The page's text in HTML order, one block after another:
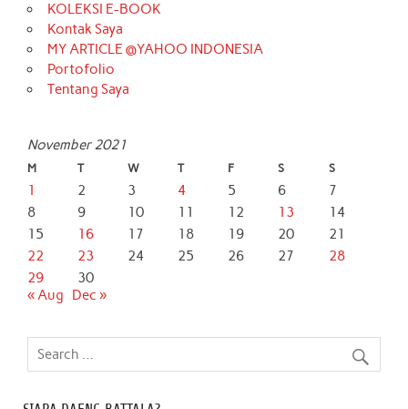
KOLEKSI E-BOOK
Kontak Saya
MY ARTICLE @YAHOO INDONESIA
Portofolio
Tentang Saya
November 2021
M T W T F S S
1 2 3 4 5 6
7
8
9 10 11 12 13
14
15
16 17 18 19 20
21
22
23 24 25 26 27
28
29
30
« Aug
Dec »